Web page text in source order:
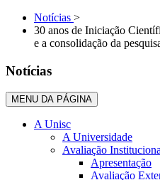
Notícias >
30 anos de Iniciação
e a consolidação da
Notícias
MENU DA PÁGINA
A Unisc
A Universidade
Avaliação
Apresentação
Avaliação